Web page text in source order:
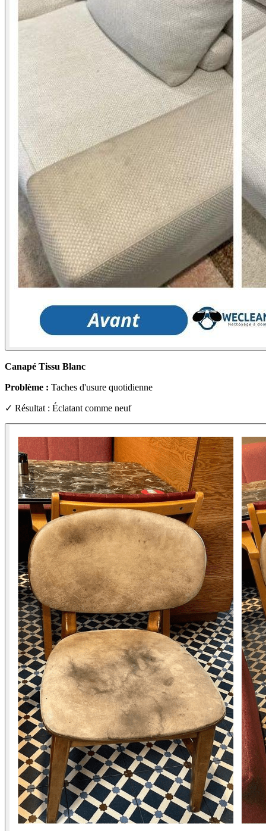
Canapé Tissu Blanc
Problème : Taches d'usure quotidienne
✓ Résultat : Éclatant comme neuf